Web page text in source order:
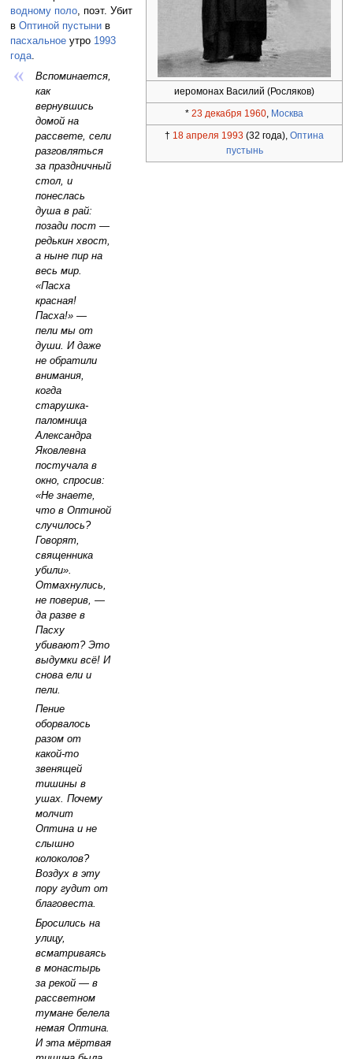
иеромонах Василий (Росляков)
*23 декабря 1960, Москва
† 18 апреля 1993 (32 года),Оптина
пустынь
водному поло, поэт. Убит
в Оптиной пустынив
пасхальноеутро 1993
года.
Вспоминается,
как
вернувшись
домой на
рассвете, сели
разговляться
за праздничный
стол, и
понеслась
душа в рай:
позади пост —
редькин хвост,
а ныне пир на
весь мир.
«Пасха
красная!
Пасха!» —
пели мы от
души. И даже
не обратили
внимания,
когда
старушка-
паломница
Александра
Яковлевна
постучала в
окно, спросив:
«Не знаете,
что в Оптиной
случилось?
Говорят,
священника
убили».
Отмахнулись,
не поверив, —
да разве в
Пасху
убивают? Это
выдумки всё! И
снова ели и
пели.
Пение
оборвалось
разом от
какой-то
звенящей
тишины в
ушах. Почему
молчит
Оптина и не
слышно
колоколов?
Воздух в эту
пору гудит от
благовеста.
Бросились на
улицу,
всматриваясь
в монастырь
за рекой — в
рассветном
тумане белела
немая Оптина.
И эта мёртвая